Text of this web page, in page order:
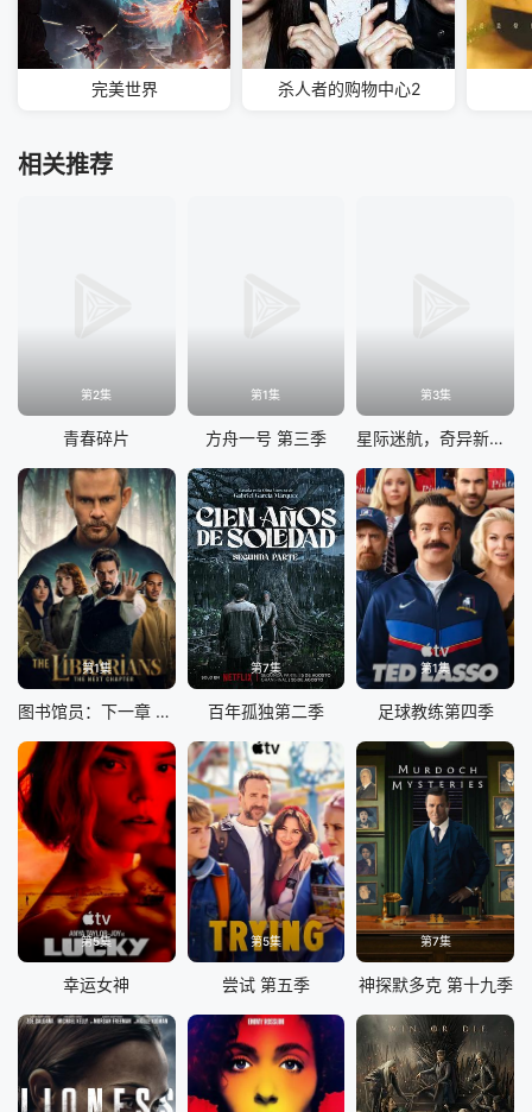
完美世界 杀人者的购物中心2
相关推荐
第2集
青春碎片
第1集
方舟一号 第三季
第3集
星际迷航，奇异新世界第四季
第1集
图书馆员：下一章 第二季
第7集
百年孤独第二季
第1集
足球教练第四季
第5集
幸运女神
第5集
尝试 第五季
第7集
神探默多克 第十九季